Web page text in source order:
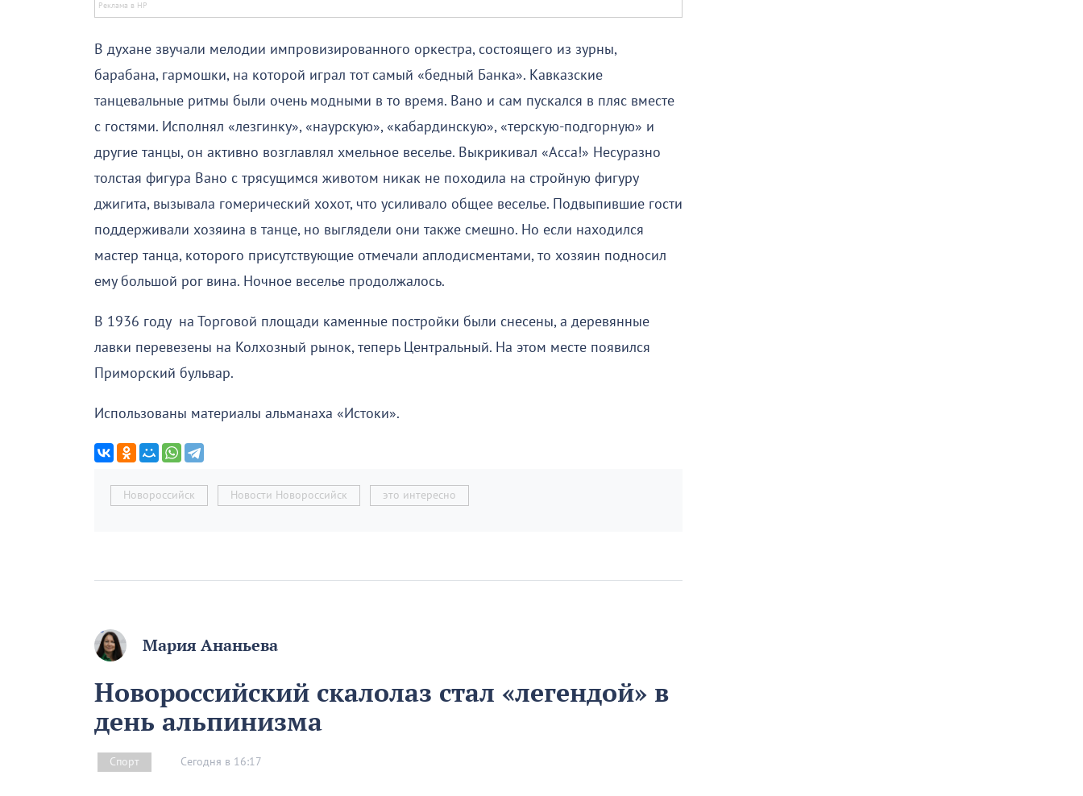
В духане звучали мелодии импровизированного оркестра, состоящего из зурны,
барабана, гармошки, на которой играл тот самый «бедный Банка». Кавказские
танцевальные ритмы были очень модными в то время. Вано и сам пускался в пляс вместе
с гостями. Исполнял «лезгинку», «наурскую», «кабардинскую», «терскую-подгорную» и
другие танцы, он активно возглавлял хмельное веселье. Выкрикивал «Асса!» Несуразно
толстая фигура Вано с трясущимся животом никак не походила на стройную фигуру
джигита, вызывала гомерический хохот, что усиливало общее веселье. Подвыпившие гости
поддерживали хозяина в танце, но выглядели они также смешно. Но если находился
мастер танца, которого присутствующие отмечали аплодисментами, то хозяин подносил
ему большой рог вина. Ночное веселье продолжалось.
В 1936 году на Торговой площади каменные постройки были снесены, а деревянные
лавки перевезены на Колхозный рынок, теперь Центральный. На этом месте появился
Приморский бульвар.
Использованы материалы альманаха «Истоки».
Новороссийск Новости Новороссийск это интересно
Мария Ананьева
Новороссийский скалолаз стал «легендой» в
день альпинизма
Спорт Сегодня в 16:17